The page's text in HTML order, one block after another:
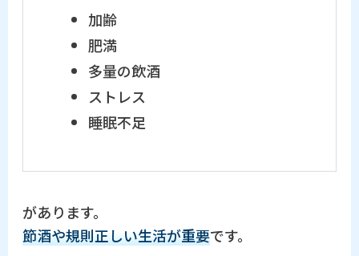
加齢
肥満
多量の飲酒
ストレス
睡眠不足
があります。
節酒や規則正しい生活が重要です。